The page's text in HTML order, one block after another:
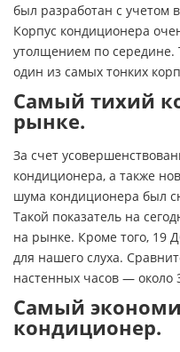
был разработан с учетом
Корпус кондиционера
утолщением по середине.
один из самых тонких
Самый тихий
рынке.
За счет
кондиционера, а также
шума кондиционера был
Такой показатель на
на рынке. Кроме того, 19
для нашего слуха.
настенных часов — около
Самый
кондиционер.